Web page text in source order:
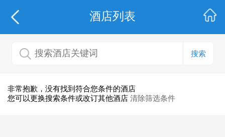
酒店列表
搜索
非常抱歉，没有找到符合您条件的酒店
您可以更换搜索条件或改订其他酒店 清除筛选条件